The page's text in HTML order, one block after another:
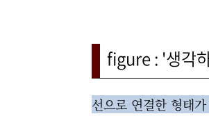
figure : '생각
선으로 연결한 형태